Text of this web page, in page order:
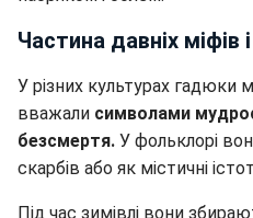
Частина давніх міфів
У різних культурах гадюки
вважали символами
безсмертя. У фольклорі
скарбів або як містичні
Під час зимівлі вони